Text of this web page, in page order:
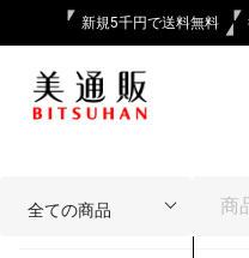
新規5千円で送料無料